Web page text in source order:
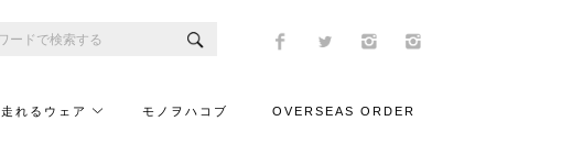
走れるウェア モノヲハコブ OVERSEAS ORDER